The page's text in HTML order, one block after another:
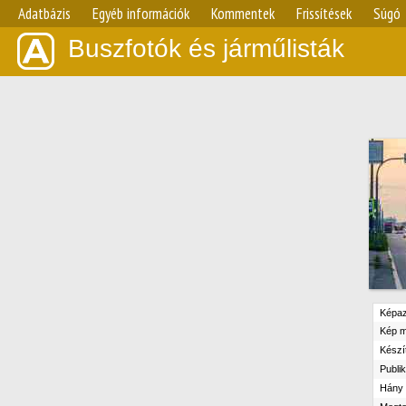
Adatbázis Egyéb információk Kommentek Frissítések Súgó
Buszfotók és járműlisták
Kép
Hány